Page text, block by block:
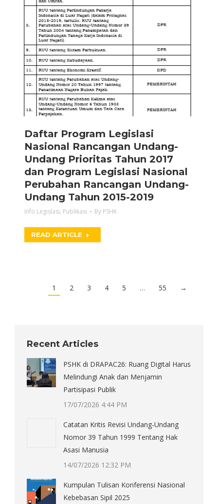
Daftar Program Legislasi
Nasional Rancangan Undang-
Undang Prioritas Tahun 2017
dan Program Legislasi Nasional
Perubahan Rancangan Undang-
Undang Tahun 2015-2019
Info Legislasi, Publikasi By PSHK
READ ARTICLE
1 2 3 4 5 … 55 →
Recent Articles
PSHK di DRAPAC26: Ruang Digital Harus
Melindungi Anak dan Menjamin
Partisipasi Publik
17/07/2026 4:44 PM
Catatan Kritis Revisi Undang-Undang
Nomor 39 Tahun 1999 Tentang Hak
Asasi Manusia
14/07/2026 12:32 PM
Kumpulan Tulisan Konferensi Nasional
Kebebasan Sipil 2025